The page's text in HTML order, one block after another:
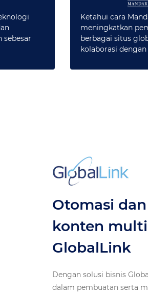
sebesar
Ketahui cara
meningkatkan
berbagai situs
kolaborasi
Otomasi
konten
GlobalLink
Dengan solusi bisnis
dalam pembuatan serta